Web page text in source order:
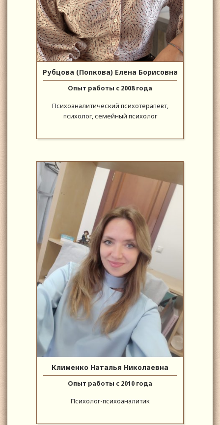
Рубцова (Попкова) Елена Борисовна
Опыт работы с 2008 года
Психоаналитический психотерапевт,
психолог, семейный психолог
Клименко Наталья Николаевна
Опыт работы с 2010 года
Психолог-психоаналитик